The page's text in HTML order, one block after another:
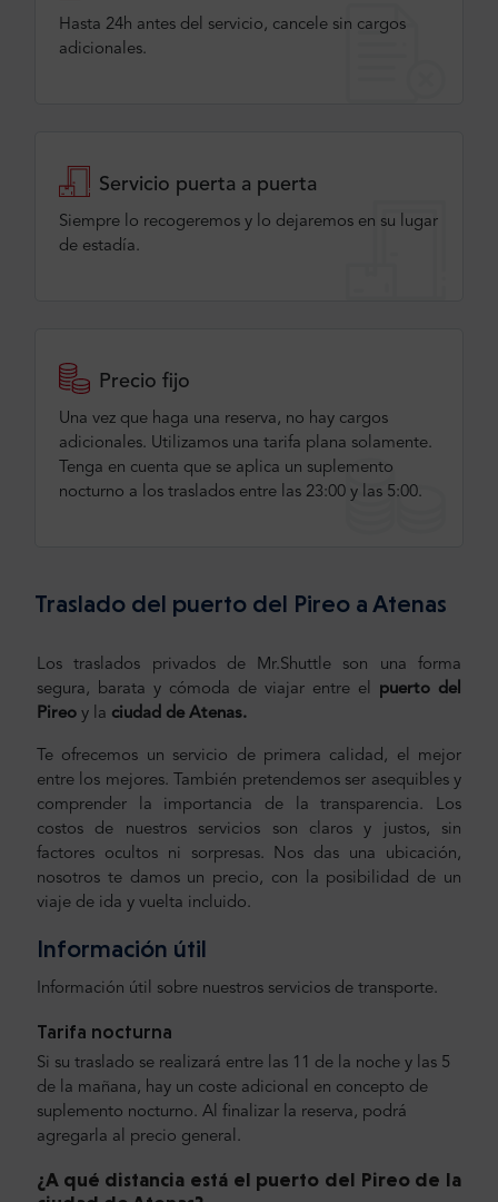
Hasta 24h antes del servicio, cancele sin cargos
adicionales.
Servicio puerta a puerta
Siempre lo recogeremos y lo dejaremos en su lugar
de estadía.
Precio fijo
Una vez que haga una reserva, no hay cargos
adicionales. Utilizamos una tarifa plana solamente.
Tenga en cuenta que se aplica un suplemento
nocturno a los traslados entre las 23:00 y las 5:00.
Traslado del puerto del Pireo a Atenas
Los traslados privados de Mr.Shuttle son una forma
segura, barata y cómoda de viajar entre el
puerto del
Pireo y la ciudad de Atenas.
Te ofrecemos un servicio de primera calidad, el mejor
entre los mejores. También pretendemos ser asequibles y
comprender la importancia de la transparencia. Los
costos de nuestros servicios son claros y justos, sin
factores ocultos ni sorpresas. Nos das una ubicación,
nosotros te damos un precio, con la posibilidad de un
viaje de ida y vuelta incluido.
Información útil
Información útil sobre nuestros servicios de transporte.
Tarifa nocturna
Si su traslado se realizará entre las 11 de la noche y las 5
de la mañana, hay un coste adicional en concepto de
suplemento nocturno. Al finalizar la reserva, podrá
agregarla al precio general.
¿A qué distancia está el puerto del Pireo de la